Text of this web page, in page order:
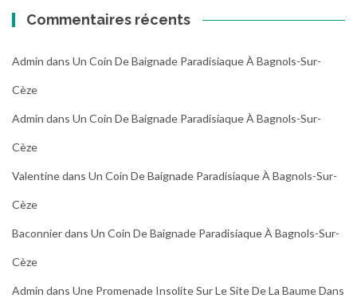
Commentaires récents
Admin dans Un Coin De Baignade Paradisiaque À Bagnols-Sur-
Cèze
Admin dans Un Coin De Baignade Paradisiaque À Bagnols-Sur-
Cèze
Valentinedans Un Coin De Baignade Paradisiaque À Bagnols-Sur-
Cèze
Baconnierdans Un Coin De Baignade Paradisiaque À Bagnols-Sur-
Cèze
Admin dans Une Promenade Insolite Sur Le Site De La Baume Dans